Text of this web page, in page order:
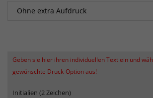
Geben sie hier ihren individuellen Text ein und
gewünschte Druck-Option aus!
Initialien (2 Zeichen)